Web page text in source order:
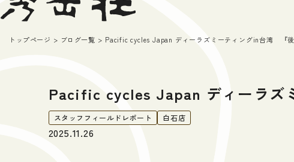
トップページ ブログ一覧 Pacific cycles Japan ディーラズミーティングin台湾 『後
Pacific cycles Japan ディーラズ
スタッフフィールドレポート 白石店
2025.11.26